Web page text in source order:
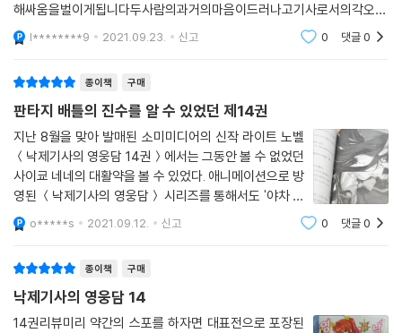
해싸움을벌이게됩니다두사람의과거의마음이드러나고기사로서의각오를
시험받는듯한느낌의낙제기사영웅담14권입니다13권에이어서14권또한
재미있었습니다
l********9 2021.09.23. 신고 0 댓글0
종이책 구매
판타지 배틀의 진수를 알 수 있었던 제14권
지난 8월을 맞아 발매된 소미미디어의 신작 라이트 노벨
＜낙제기사의 영웅담 14권＞에서는 그동안 볼 수 없었던
사이쿄 네네의 대활약을 볼 수 있었다. 애니메이션으로 방
영된 ＜낙제기사의 영웅담＞ 시리즈를 통해서도 '야차 공
주'로 불리는 사이쿄 네네가 보통 강한 인물이 아니라는
사실은 알 수 있었지만, 그녀의 이면에 어떤 이야기가 숨
o*****s 2021.09.12. 신고 0 댓글0
종이책 구매
낙제기사의 영웅담 14
14권리뷰미리 약간의 스포를 하자면 대표전으로 포장된